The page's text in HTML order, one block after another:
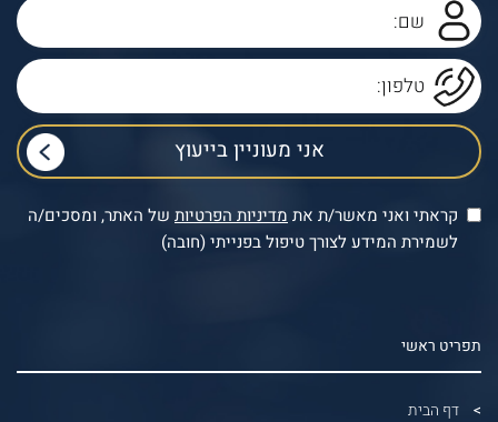
קראתי ואני מאשר/ת את מדיניות הפרטיות של האתר, ומסכים/ה
לשמירת המידע לצורך טיפול בפנייתי (חובה)
תפריט ראשי
דף הבית